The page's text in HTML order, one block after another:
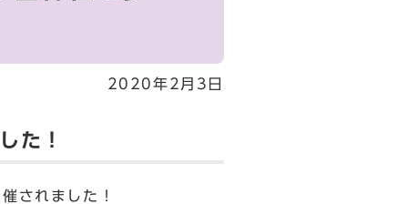
2020年2月3日
た！
されました！